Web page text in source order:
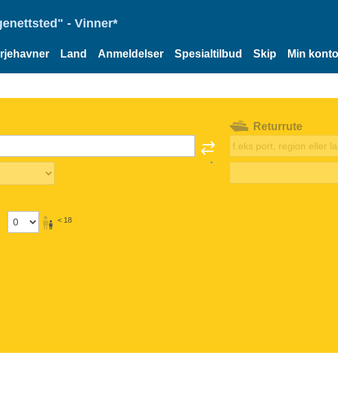
- Vinner*
Land Anmeldelser Spesialtilbud Skip Min konto
< 18
Returrute